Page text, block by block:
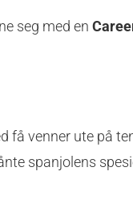
seg med en
få venner ute på
spanjolens